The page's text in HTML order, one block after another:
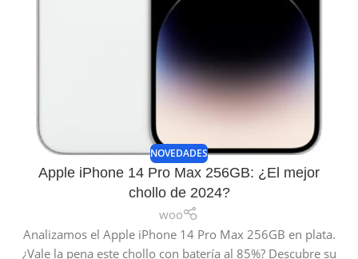
NOVEDADES
Apple iPhone 14 Pro Max 256GB: ¿El mejor
chollo de 2024?
woo
Analizamos el Apple iPhone 14 Pro Max 256GB en plata.
¿Vale la pena este chollo con batería al 85%? Descubre su